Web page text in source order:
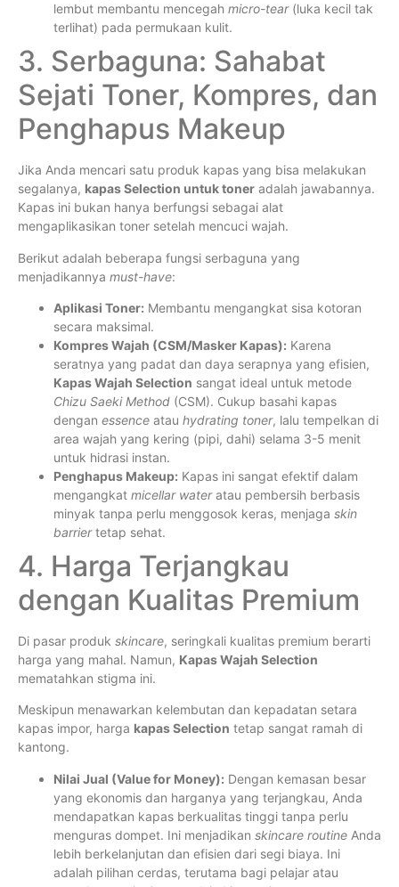
lembut membantu mencegah micro-tear(luka kecil tak
terlihat) pada permukaan kulit.
3. Serbaguna: Sahabat
Sejati Toner, Kompres, dan
Penghapus Makeup
Jika Anda mencari satu produk kapas yang bisa melakukan
segalanya, kapas Selection untuk toner adalah jawabannya.
Kapas ini bukan hanya berfungsi sebagai alat
mengaplikasikan toner setelah mencuci wajah.
Berikut adalah beberapa fungsi serbaguna yang
menjadikannya must-have:
Aplikasi Toner: Membantu mengangkat sisa kotoran
secara maksimal.
Kompres Wajah (CSM/Masker Kapas): Karena
seratnya yang padat dan daya serapnya yang efisien,
Kapas Wajah Selection sangat ideal untuk metode
Chizu Saeki Method (CSM). Cukup basahi kapas
dengan essence atau hydrating toner, lalu tempelkan di
area wajah yang kering (pipi, dahi) selama 3-5 menit
untuk hidrasi instan.
Penghapus Makeup: Kapas ini sangat efektif dalam
mengangkat micellar wateratau pembersih berbasis
minyak tanpa perlu menggosok keras, menjaga skin
barriertetap sehat.
4. Harga Terjangkau
dengan Kualitas Premium
Di pasar produk skincare, seringkali kualitas premium berarti
harga yang mahal. Namun, Kapas Wajah Selection
mematahkan stigma ini.
Meskipun menawarkan kelembutan dan kepadatan setara
kapas impor, harga kapas Selection tetap sangat ramah di
kantong.
Nilai Jual (Value for Money): Dengan kemasan besar
yang ekonomis dan harganya yang terjangkau, Anda
mendapatkan kapas berkualitas tinggi tanpa perlu
menguras dompet. Ini menjadikan skincare routine Anda
lebih berkelanjutan dan efisien dari segi biaya. Ini
adalah pilihan cerdas, terutama bagi pelajar atau